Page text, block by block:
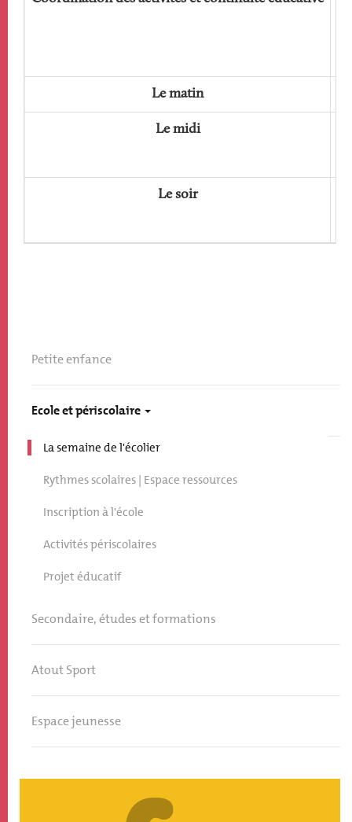
Petite enfance
Ecole et périscolaire
La semaine de l'écolier
Rythmes scolaires | Espace ressources
Inscription à l'école
Activités périscolaires
Projet éducatif
Secondaire, études et formations
Atout Sport
Espace jeunesse
Le matin
Le midi
Le soir